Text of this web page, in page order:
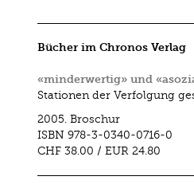
Bücher im Chronos Verlag
«minderwertig» und
Stationen der Verfolgung
2005. Broschur
ISBN 978-3-0340-0716-0
CHF 38.00 / EUR 24.80